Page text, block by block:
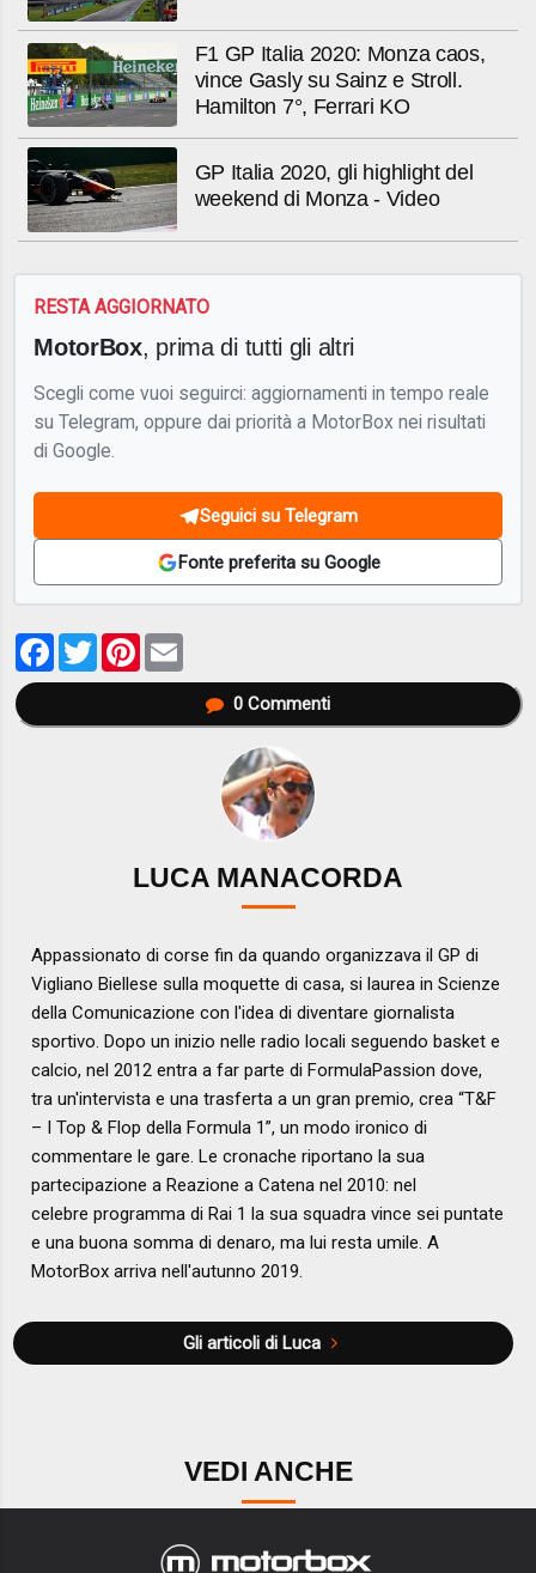
F1 GP Italia 2020: Monza caos,
vince Gasly su Sainz e Stroll.
Hamilton 7°, Ferrari KO
GP Italia 2020, gli highlight del
weekend di Monza - Video
RESTA AGGIORNATO
MotorBox, prima di tutti gli altri
Scegli come vuoi seguirci: aggiornamenti in tempo reale
su Telegram, oppure dai priorità a MotorBox nei risultati
di Google.
Seguici su Telegram
Fonte preferita su Google
Facebook
TwitterPinterest
0Commenti
LUCA MANACORDA
Appassionato di corse fin da quando organizzava il GP di
Vigliano Biellese sulla moquette di casa, si laurea in Scienze
della Comunicazione con l'idea di diventare giornalista
sportivo. Dopo un inizio nelle radio locali seguendo basket e
calcio, nel 2012 entra a far parte di FormulaPassion dove,
tra un'intervista e una trasferta a un gran premio, crea “T&F
– I Top & Flop della Formula 1”, un modo ironico di
commentare le gare. Le cronache riportano la sua
partecipazione a Reazione a Catena nel 2010: nel
celebre programma di Rai 1 la sua squadra vince sei puntate
e una buona somma di denaro, ma lui resta umile. A
MotorBox arriva nell'autunno 2019.
Gli articoli di Luca
VEDI ANCHE